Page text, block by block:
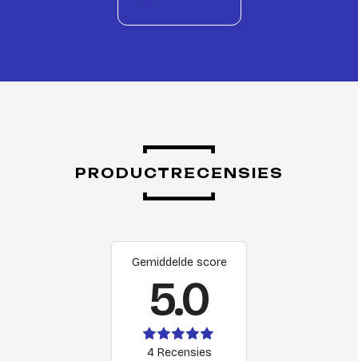
PRODUCTRECENSIES
Gemiddelde score
5.0
4 Recensies